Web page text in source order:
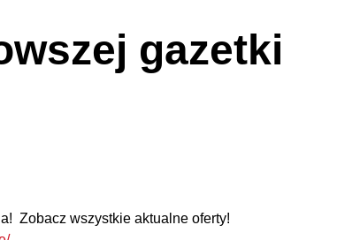
gazetki
Zobacz wszystkie aktualne oferty!